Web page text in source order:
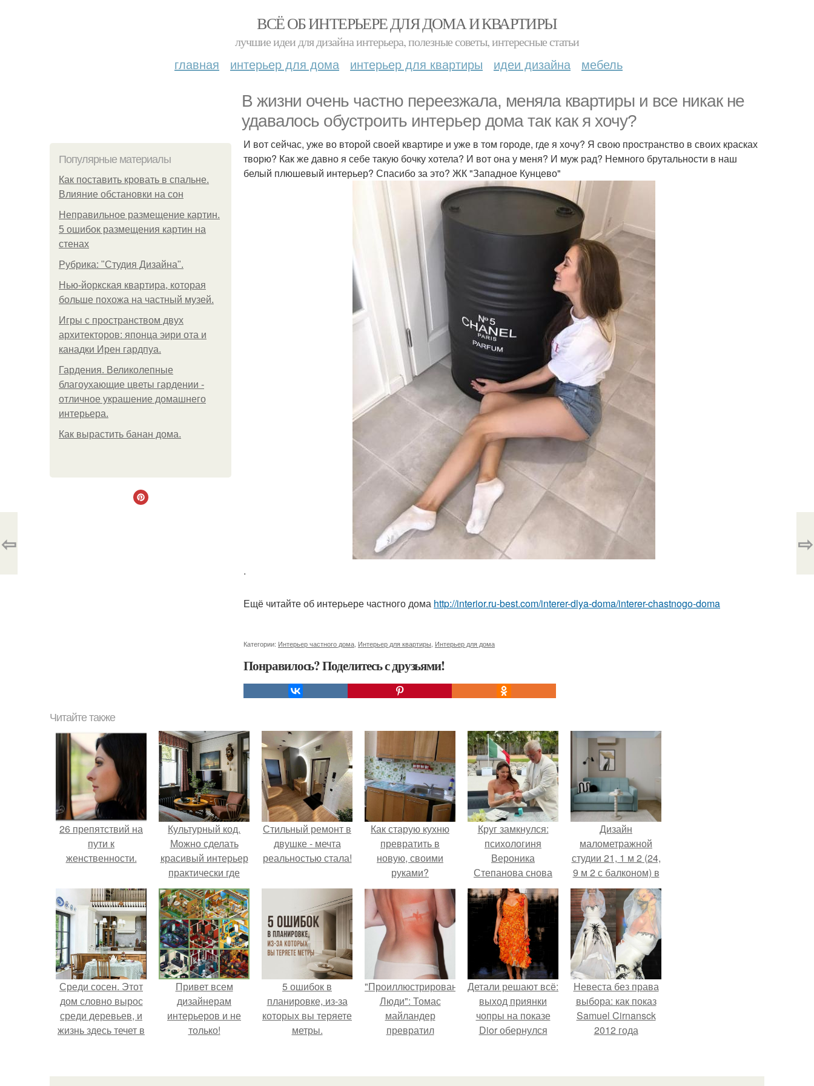
ВСЁ ОБ ИНТЕРЬЕРЕ ДЛЯ ДОМА И КВАРТИРЫ
лучшие идеи для дизайна интерьера, полезные советы, интересные статьи
главная интерьер для дома интерьер для квартиры идеи дизайна мебель
В жизни очень частно переезжала, меняла квартиры и все никак не
удавалось обустроить интерьер дома так как я хочу?
Популярные материалы
Как поставить кровать в спальне.
Влияние обстановки на сон
Неправильное размещение картин.
5 ошибок размещения картин на
стенах
Рубрика: "Студия Дизайна".
Нью-йоркская квартира, которая
больше похожа на частный музей.
Игры с пространством двух
архитекторов: японца эири ота и
канадки Ирен гардпуа.
Гардения. Великолепные
благоухающие цветы гардении -
отличное украшение домашнего
интерьера.
Как вырастить банан дома.
И вот сейчас, уже во второй своей квартире и уже в том городе, где я хочу? Я свою пространство в своих красках
творю? Как же давно я себе такую бочку хотела? И вот она у меня? И муж рад? Немного брутальности в наш
белый плюшевый интерьер? Спасибо за это? ЖК "Западное Кунцево"
.
Ещё читайте об интерьере частного дома http://interior.ru-best.com/interer-dlya-doma/interer-chastnogo-doma
Категории: Интерьер частного дома Интерьер для квартиры Интерьер для дома
Понравилось? Поделитесь с друзьями!
⇦ ⇨
Читайте также
26 препятствий на
пути к
женственности.
Культурный код.
Можно сделать
красивый интерьер
практически где
угодно.
Стильный ремонт в
двушке - мечта
реальностью стала!
Как старую кухню
превратить в
новую, своими
руками?
Круг замкнулся:
психологиня
Вероника
Степанова снова
вышла замуж за
собственного
бывшего мужа.
Дизайн
малометражной
студии 21, 1 м 2 (24,
9 м 2 с балконом) в
Краснодаре.
Среди сосен. Этот
дом словно вырос
среди деревьев, и
жизнь здесь течет в
спешки и лишнего
Привет всем
дизайнерам
интерьеров и не
только!
5 ошибок в
планировке, из-за
которых вы теряете
метры.
"Проиллюстрированные
Люди": Томас
майландер
превратил
Детали решают всё:
выход приянки
чопры на показе
Dior обернулся
пошива.
Невеста без права
выбора: как показ
Samuel Cirnansck
2012 года
принуждения.